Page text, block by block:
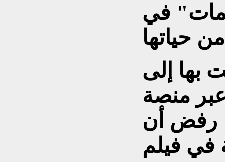
في
بها إلى
عبر منصة
رفض أن
في فيلم